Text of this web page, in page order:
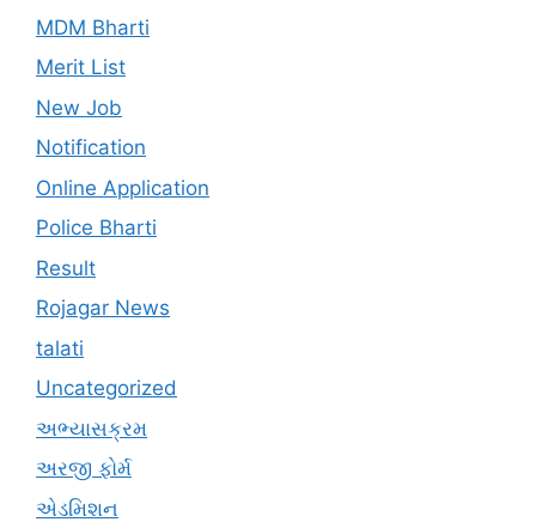
MDM Bharti
Merit List
New Job
Notification
Online Application
Police Bharti
Result
Rojagar News
talati
Uncategorized
અભ્યાસક્રમ
અરજી ફોર્મ
એડમિશન